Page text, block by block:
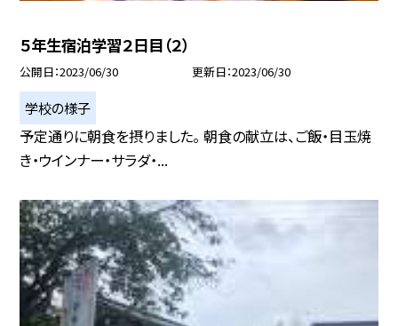
５年生宿泊学習２日目（２）
公開日 2023/06/30 更新日 2023/06/30
学校の様子
予定通りに朝食を摂りました。 朝食の献立は、ご飯・目玉焼
き・ウインナー・サラダ・...